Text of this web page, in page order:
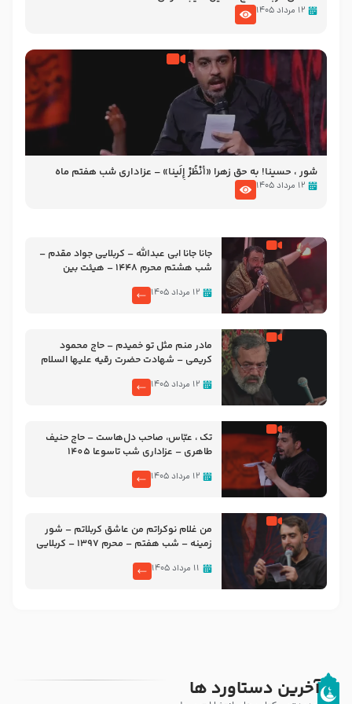
۱۲ مرداد ۱۴۰۵
شور ، حسینا! به‌ حق زهرا «أُنْظُرْ إِلَینا» – عزاداری شب هفتم ماه
محرّم 1405
۱۲ مرداد ۱۴۰۵
جانا جانا ابی عبدالله – کربلایی جواد مقدم –
شب هشتم محرم 1448 – هیئت بین
۱۲ مرداد ۱۴۰۵
مادر منم مثل تو خمیدم – حاج محمود
کریمی – شهادت حضرت رقیه علیها السلام
۱۲ مرداد ۱۴۰۵
تک ، عبّاس، صاحب دل‌هاست – حاج حنیف
طاهری – عزاداری شب تاسوعا 1405
۱۲ مرداد ۱۴۰۵
من غلام نوکراتم من عاشق کربلاتم – شور
زمینه – شب هفتم – محرم 1397 – کربلایی
۱۱ مرداد ۱۴۰۵
آخرین دستاورد ها